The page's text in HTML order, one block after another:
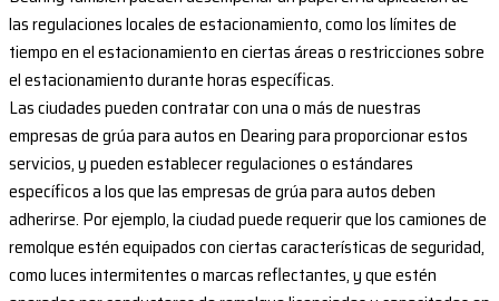
las regulaciones locales de estacionamiento, como los límites de
tiempo en el estacionamiento en ciertas áreas o restricciones sobre
el estacionamiento durante horas específicas.
Las ciudades pueden contratar con una o más de nuestras
empresas de grúa para autos en Dearing para proporcionar estos
servicios, y pueden establecer regulaciones o estándares
específicos a los que las empresas de grúa para autos deben
adherirse. Por ejemplo, la ciudad puede requerir que los camiones de
remolque estén equipados con ciertas características de seguridad,
como luces intermitentes o marcas reflectantes, y que estén